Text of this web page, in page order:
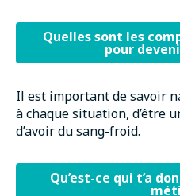
Quelles sont les
pour
Il est important de savoir
à chaque situation, d’être
d’avoir du sang-froid.
Qu’est-ce qui t’a